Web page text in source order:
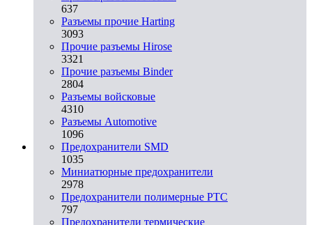
637
Разъемы прочие Harting
3093
Прочие разъемы Hirose
3321
Прочие разъемы Binder
2804
Разъемы войсковые
4310
Разъeмы Automotive
1096
Предохранители SMD
1035
Миниатюрные предохранители
2978
Предохранители полимерные PTC
797
Предохранители термические